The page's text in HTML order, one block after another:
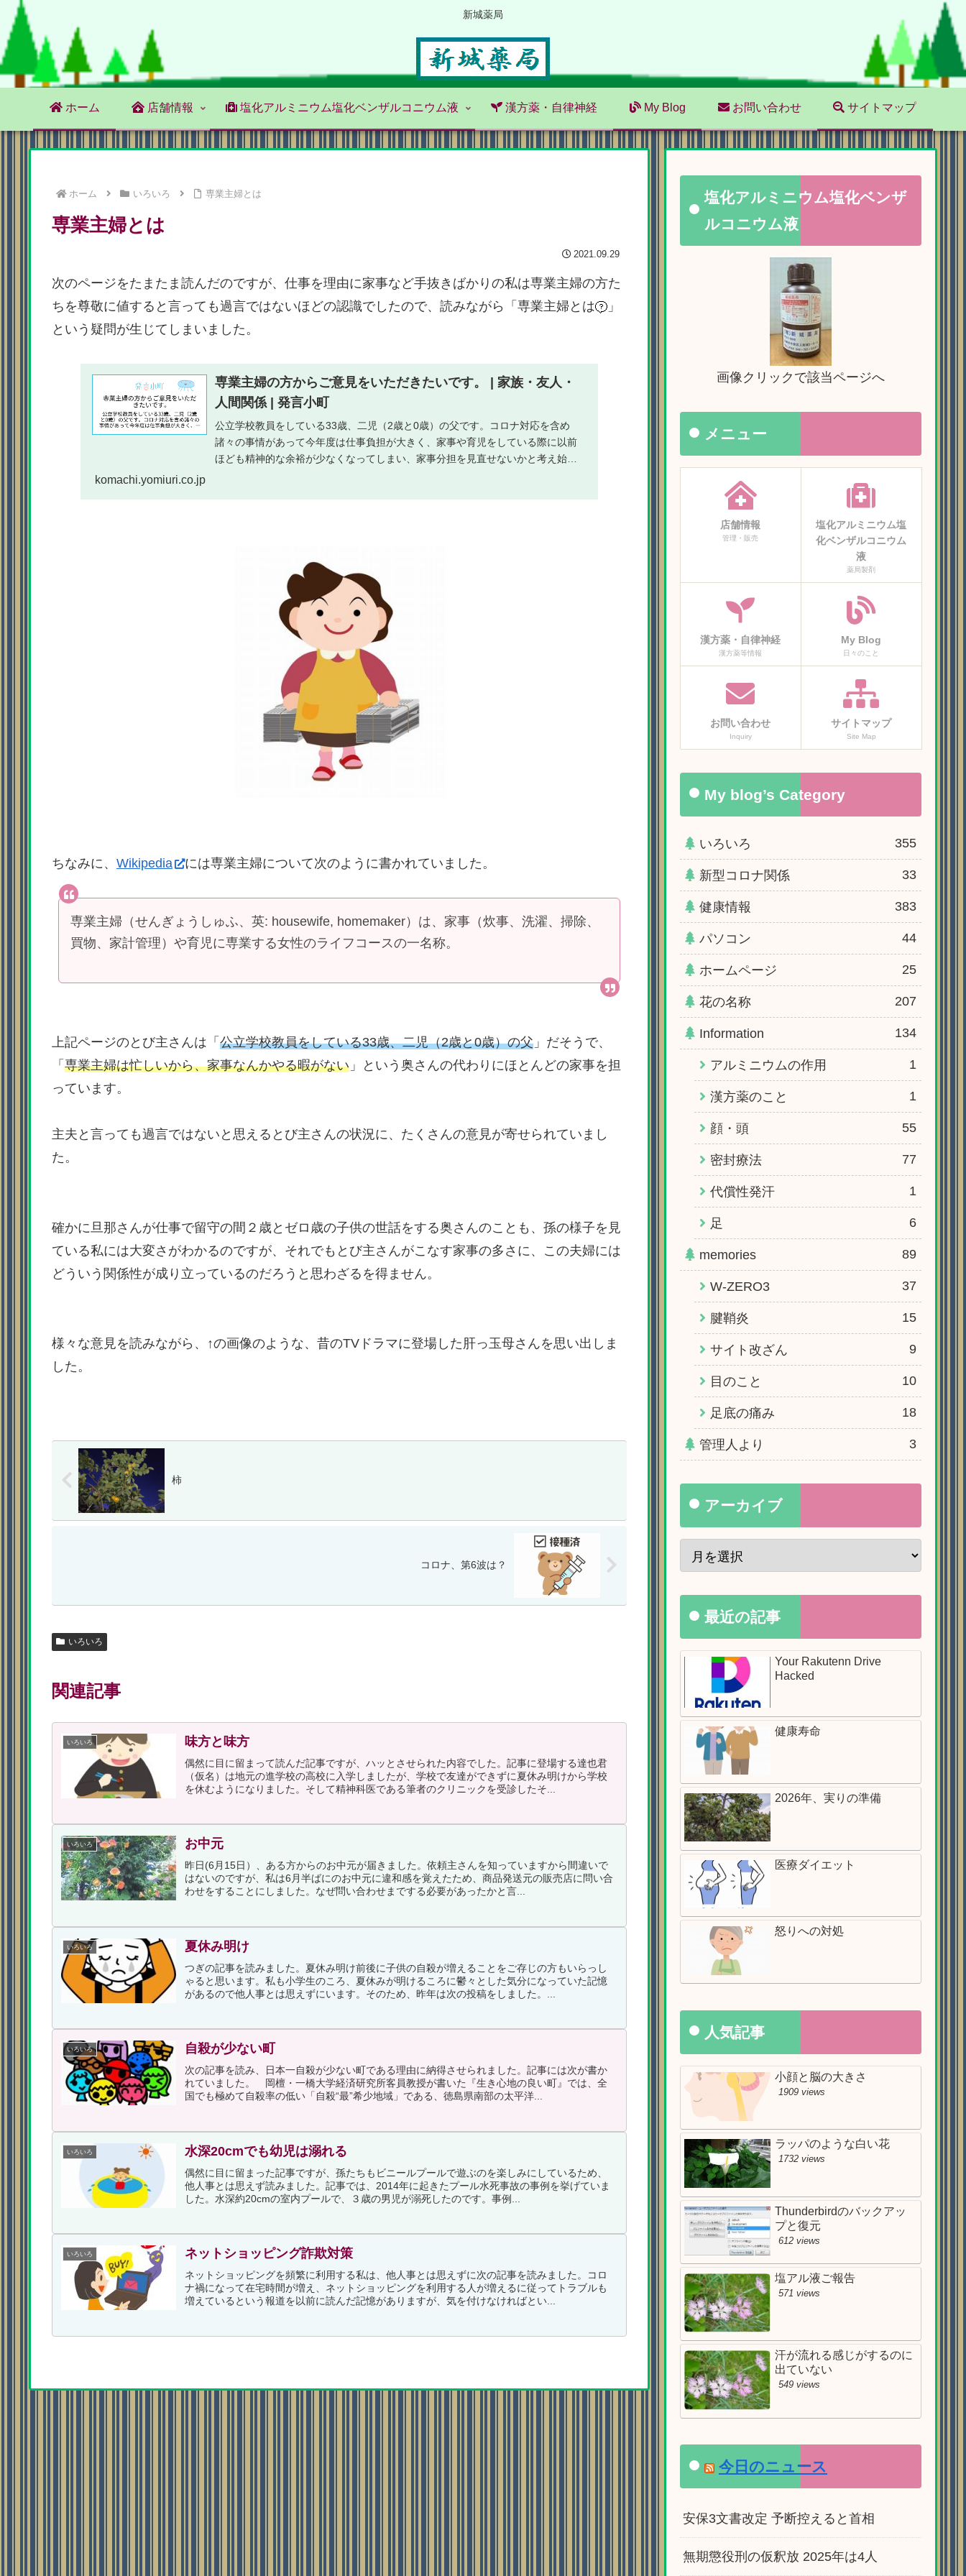
新城薬局
ホーム 店舗情報 塩化アルミニウム塩化ベンザルコニウム液 漢方薬・自律神経 My Blog お問い合わせ サイトマップ
ホーム いろいろ 専業主婦とは
専業主婦とは
2021.09.29
次のページをたまたま読んだのですが、仕事を理由に家事など手抜きばかりの私は専業主婦の方た
ちを尊敬に値すると言っても過言ではないほどの認識でしたので、読みながら「専業主婦とは
」
という疑問が生じてしまいました。
専業主婦の方からご意見をいただきたいです。 | 家族・友人・
人間関係 | 発言小町
公立学校教員をしている33歳、二児（2歳と0歳）の父です。コロナ対応を含め
諸々の事情があって今年度は仕事負担が大きく、家事や育児をしている際に以前
ほども精神的な余裕が少なくなってしまい、家事分担を見直せないかと考え始め
komachi.yomiuri.co.jp
ちなみに、 Wikipedia には専業主婦について次のように書かれていました。
専業主婦（せんぎょうしゅふ、英: housewife, homemaker）は、家事（炊事、洗濯、掃除、
買物、家計管理）や育児に専業する女性のライフコースの一名称。
上記ページのとび主さんは「 公立学校教員をしている33歳、二児（2歳と0歳）の父 」だそうで、
「 専業主婦は忙しいから、家事なんかやる暇がない 」という奥さんの代わりにほとんどの家事を担
っています。
主夫と言っても過言ではないと思えるとび主さんの状況に、たくさんの意見が寄せられていまし
た。
確かに旦那さんが仕事で留守の間２歳とゼロ歳の子供の世話をする奥さんのことも、孫の様子を見
ている私には大変さがわかるのですが、それでもとび主さんがこなす家事の多さに、この夫婦には
どういう関係性が成り立っているのだろうと思わざるを得ません。
様々な意見を読みながら、↑の画像のような、昔のTVドラマに登場した肝っ玉母さんを思い出しま
した。
柿
コロナ、第6波は？
いろいろ
関連記事
いろいろ 味方と味方
偶然に目に留まって読んだ記事ですが、ハッとさせられた内容でした。記事に登場する達也君
（仮名）は地元の進学校の高校に入学しましたが、学校で友達ができずに夏休み明けから学校
を休むようになりました。そして精神科医である筆者のクリニックを受診したそ...
いろいろ お中元
昨日(6月15日）、ある方からのお中元が届きました。依頼主さんを知っていますから間違いで
はないのですが、私は6月半ばにのお中元に違和感を覚えたため、商品発送元の販売店に問い合
わせをすることにしました。なぜ問い合わせまでする必要があったかと言...
いろいろ 夏休み明け
つぎの記事を読みました。夏休み明け前後に子供の自殺が増えることをご存じの方もいらっし
ゃると思います。私も小学生のころ、夏休みが明けるころに鬱々とした気分になっていた記憶
があるので他人事とは思えずにいます。そのため、昨年は次の投稿をしました。...
いろいろ 自殺が少ない町
次の記事を読み、日本一自殺が少ない町である理由に納得させられました。記事には次が書か
れていました。 岡檀・一橋大学経済研究所客員教授が書いた『生き心地の良い町』では、全
国でも極めて自殺率の低い「自殺“最”希少地域」である、徳島県南部の太平洋...
いろいろ 水深20cmでも幼児は溺れる
偶然に目に留まった記事ですが、孫たちもビニールプールで遊ぶのを楽しみにしているため、
他人事とは思えず読みました。記事では、2014年に起きたプール水死事故の事例を挙げていま
した。水深約20cmの室内プールで、３歳の男児が溺死したのです。事例...
いろいろ ネットショッピング詐欺対策
ネットショッピングを頻繁に利用する私は、他人事とは思えずに次の記事を読みました。コロ
ナ禍になって在宅時間が増え、ネットショッピングを利用する人が増えるに従ってトラブルも
増えているという報道を以前に読んだ記憶がありますが、気を付けなければとい...
塩化アルミニウム塩化ベンザ
ルコニウム液
画像クリックで該当ページへ
メニュー
店舗情報
管理・販売
塩化アルミニウム塩
化ベンザルコニウム
液
薬局製剤
漢方薬・自律神経
漢方薬等情報
My Blog
日々のこと
お問い合わせ
Inquiry
サイトマップ
Site Map
My blog’s Category
いろいろ 355
新型コロナ関係 33
健康情報 383
パソコン 44
ホームページ 25
花の名称 207
Information 134
アルミニウムの作用 1
漢方薬のこと 1
顔・頭 55
密封療法 77
代償性発汗 1
足 6
memories 89
W-ZERO3 37
腱鞘炎 15
サイト改ざん 9
目のこと 10
足底の痛み 18
管理人より 3
アーカイブ
最近の記事
Your Rakutenn Drive
Hacked
健康寿命
2026年、実りの準備
医療ダイエット
怒りへの対処
人気記事
小顔と脳の大きさ
1909 views
ラッパのような白い花
1732 views
Thunderbirdのバックアッ
プと復元
612 views
塩アル液ご報告
571 views
汗が流れる感じがするのに
出ていない
549 views
今日のニュース
安保3文書改定 予断控えると首相
無期懲役刑の仮釈放 2025年は4人